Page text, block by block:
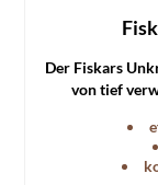
Der Fiskars
von tief